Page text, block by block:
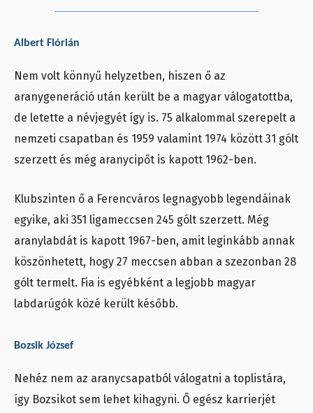
Albert Flórián
Nem volt könnyű helyzetben, hiszen ő az
aranygeneráció után került be a magyar válogatottba,
de letette a névjegyét így is. 75 alkalommal szerepelt a
nemzeti csapatban és 1959 valamint 1974 között 31 gólt
szerzett és még aranycipőt is kapott 1962-ben.
Klubszinten ő a Ferencváros legnagyobb legendáinak
egyike, aki 351 ligameccsen 245 gólt szerzett. Még
aranylabdát is kapott 1967-ben, amit leginkább annak
köszönhetett, hogy 27 meccsen abban a szezonban 28
gólt termelt. Fia is egyébként a legjobb magyar
labdarúgók közé került később.
Bozsik József
Nehéz nem az aranycsapatból válogatni a toplistára,
így Bozsikot sem lehet kihagyni. Ő egész karrierjét